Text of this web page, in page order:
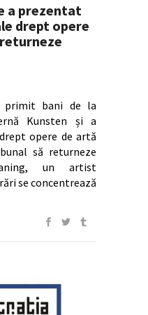
a prezentat
drept opere
primit bani de la
Kunsten și a
opere de artă
să returneze
un artist
se concentrează